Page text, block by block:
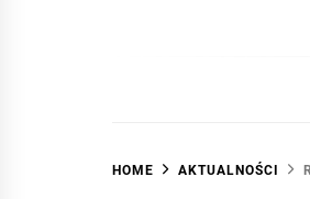
HOME AKTUALNOŚCI